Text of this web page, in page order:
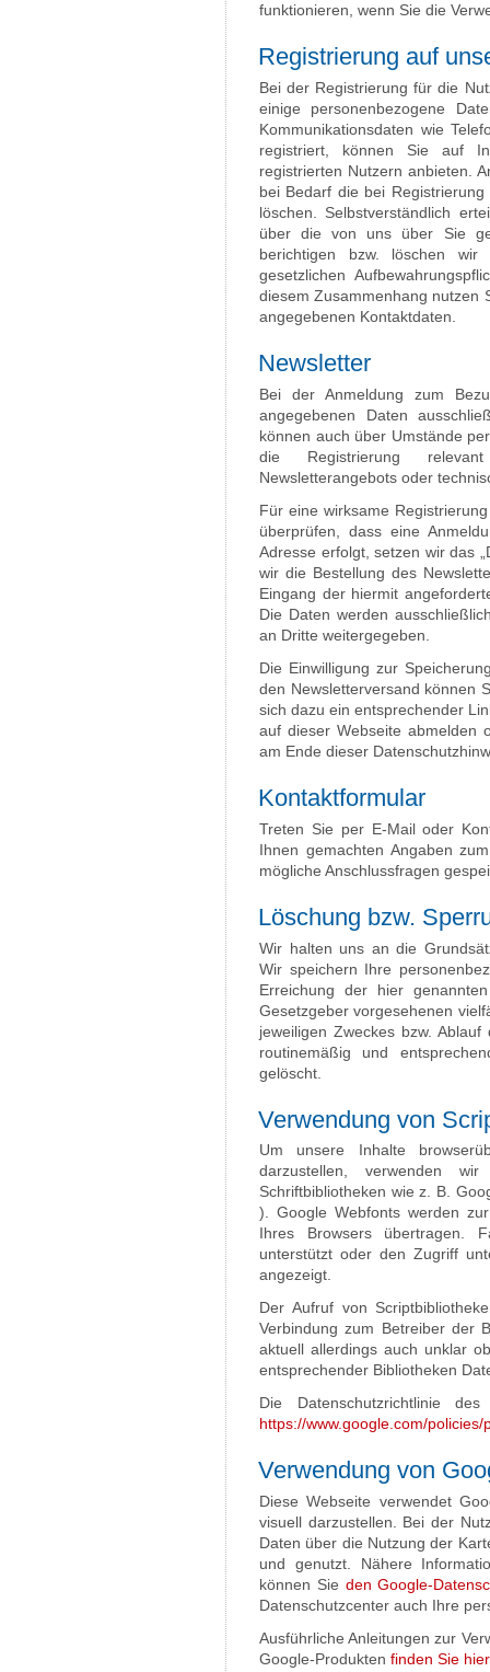
funktionieren, wenn Sie die
Registrierung auf
Bei der Registrierung für die
einige personenbezogene
Kommunikationsdaten wie
registriert, können Sie auf
registrierten Nutzern anbieten.
bei Bedarf die bei
löschen. Selbstverständlich
über die von uns über Sie
berichtigen bzw. löschen
gesetzlichen
diesem Zusammenhang nutzen
angegebenen Kontaktdaten.
Newsletter
Bei der Anmeldung zum
angegebenen Daten
können auch über Umstände
die Registrierung
Newsletterangebots oder
Für eine wirksame
überprüfen, dass eine
Adresse erfolgt, setzen wir das
wir die Bestellung des
Eingang der hiermit
Die Daten werden
an Dritte weitergegeben.
Die Einwilligung zur
den Newsletterversand können
sich dazu ein entsprechender
auf dieser Webseite abmelden
am Ende dieser
Kontaktformular
Treten Sie per E-Mail oder
Ihnen gemachten Angaben
mögliche Anschlussfragen
Löschung bzw.
Wir halten uns an die
Wir speichern Ihre
Erreichung der hier
Gesetzgeber vorgesehenen
jeweiligen Zweckes bzw.
routinemäßig und
gelöscht.
Verwendung von
Um unsere Inhalte
darzustellen, verwenden
Schriftbibliotheken wie z. B.
). Google Webfonts werden
Ihres Browsers übertragen.
unterstützt oder den Zugriff
angezeigt.
Der Aufruf von
Verbindung zum Betreiber der
aktuell allerdings auch unklar
entsprechender Bibliotheken
Die Datenschutzrichtlinie
https://www.google.com/policies/
Verwendung von
Diese Webseite verwendet
visuell darzustellen. Bei der
Daten über die Nutzung der
und genutzt. Nähere
können Sie den Google-
Datenschutzcenter auch Ihre
Ausführliche Anleitungen zur
Google-Produkten finden Sie hier